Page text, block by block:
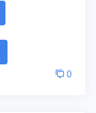
0